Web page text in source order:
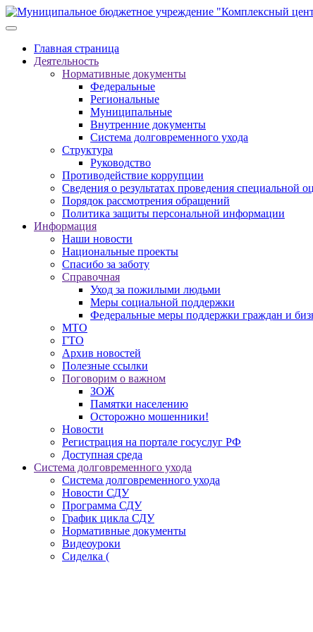
Главная страница
Деятельность
Нормативные документы
Федеральные
Региональные
Муниципальные
Внутренние документы
Система долговременного ухода
Структура
Руководство
Противодействие коррупции
Сведения о результатах проведения специальной
Порядок рассмотрения обращений
Политика защиты персональной информации
Информация
Наши новости
Национальные проекты
Спасибо за заботу
Справочная
Уход за пожилыми людьми
Меры социальной поддержки
Федеральные меры поддержки граждан и
МТО
ГТО
Архив новостей
Полезные ссылки
Поговорим о важном
ЗОЖ
Памятки населению
Осторожно мошенники!
Новости
Регистрация на портале госуслуг РФ
Доступная среда
Система долговременного ухода
Система долговременного ухода
Новости СДУ
Программа СДУ
График цикла СДУ
Нормативные документы
Видеоуроки
Сиделка (